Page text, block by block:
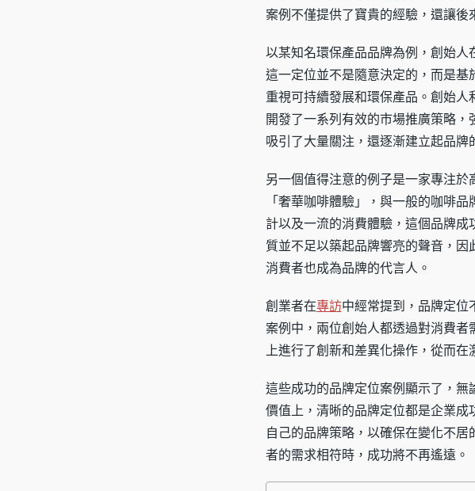
案例不僅提供了寶貴的經驗，還讓後
以某知名環保產品品牌為例，創始人
這一定位並不是隨意決定的，而是
重視可持續發展和環保產品。創始
開發了一系列有效的市場推廣策略
吸引了大量關注，還逐漸建立起品牌
另一個值得注意的例子是一家專注
「奢華咖啡體驗」，與一般的咖啡
計以及一流的消費體驗，這個品牌
質並不足以築起品牌響亮的聲音，
消費者也成為品牌的代言人。
創業者在專訪中經常提到，品牌定位
案例中，兩位創始人都透過對消費
上進行了創新和差異化操作，從而在
這些成功的品牌定位案例顯示了，
價值上，清晰的品牌定位都是企業
自己的品牌策略，以確保在變化不
者的需求相符時，成功將不再遙遠。